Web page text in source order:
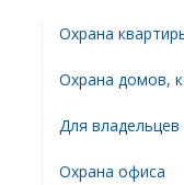
Охрана
Охрана домов,
Для
Охрана офиса